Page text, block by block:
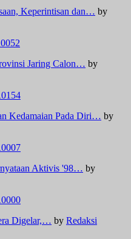
Keperintisan dan… by
Jaring Calon… by
Kedamaian Pada Diri… by
Aktivis '98… by
Digelar,… by Redaksi